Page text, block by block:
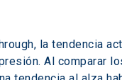
la tendencia
Al comparar